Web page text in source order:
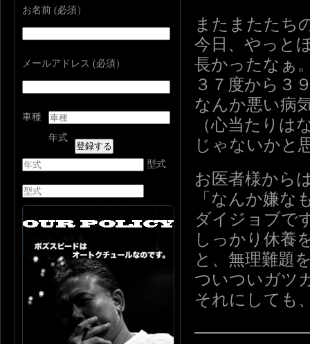
またまたたち
今日、やっと
長かったなぁ
３７度から３
なんか悪い病
（心当たりは
じゃないかと
お医者様から
「なんか嫌な
ダイジョブで
しっかり休養
と、無理難題
ついついガツ
それにしても
お名前 (必須）
メールアドレス (必須）
車種
年式
型式